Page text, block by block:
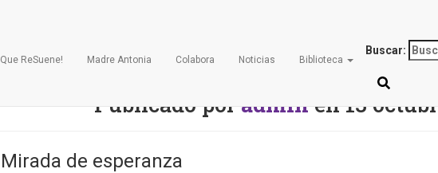
Que ReSuene! Madre Antonia Colabora Noticias Biblioteca
Buscar:
Revista Nº 57 – Mirada de
Publicado poradminen13
Mirada de esperanza